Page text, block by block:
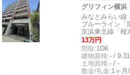
グリフィン横浜
みなとみらい線
ブルーライン「
京浜東北線「桜
13万円
間取:1DK
建物面積:- /
土地面積:- / -
敷金/礼金:1ヶ月